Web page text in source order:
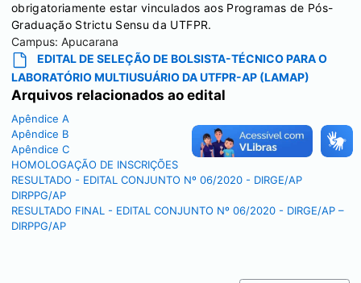
obrigatoriamente estar vinculados aos Programas de Pós-
Graduação Strictu Sensu da UTFPR.
Campus: Apucarana
EDITAL DE SELEÇÃO DE BOLSISTA-TÉCNICO PARA O
LABORATÓRIO MULTIUSUÁRIO DA UTFPR-AP (LAMAP)
Arquivos relacionados ao edital
Apêndice A
Apêndice B
Apêndice C
HOMOLOGAÇÃO DE INSCRIÇÕES
RESULTADO - EDITAL CONJUNTO Nº 06/2020 - DIRGE/AP
DIRPPG/AP
RESULTADO FINAL - EDITAL CONJUNTO Nº 06/2020 - DIRGE/AP –
DIRPPG/AP